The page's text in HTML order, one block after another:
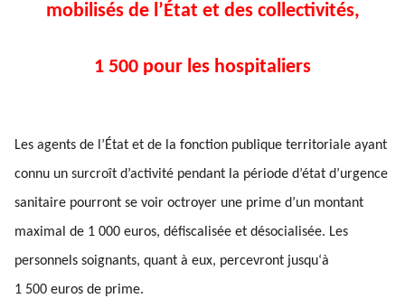
mobilisés de l’État et des collectivités,
1 500 pour les hospitaliers
Les agents de l’État et de la fonction publique territoriale ayant
connu un surcroît d’activité pendant la période d’état d’urgence
sanitaire pourront se voir octroyer une prime d’un montant
maximal de 1 000 euros, défiscalisée et désocialisée. Les
personnels soignants, quant à eux, percevront jusqu‘à
1 500 euros de prime.